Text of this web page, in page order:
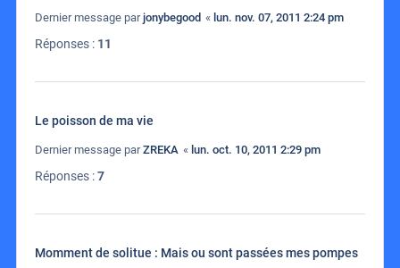
Dernier message parjonybegood « lun. nov. 07, 2011 2:24 pm
Réponses : 11
Le poisson de ma vie
Dernier message parZREKA « lun. oct. 10, 2011 2:29 pm
Réponses :7
Momment de solitue : Mais ou sont passées mes pompes